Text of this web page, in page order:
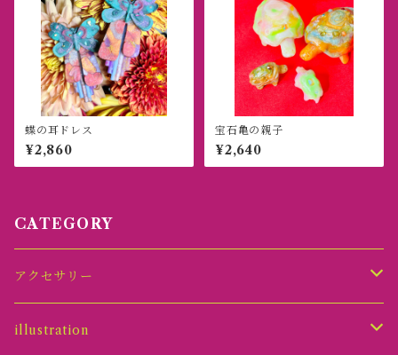
蝶の耳ドレス
¥2,860
宝石亀の親子
¥2,640
CATEGORY
アクセサリー
ピアス
illustration